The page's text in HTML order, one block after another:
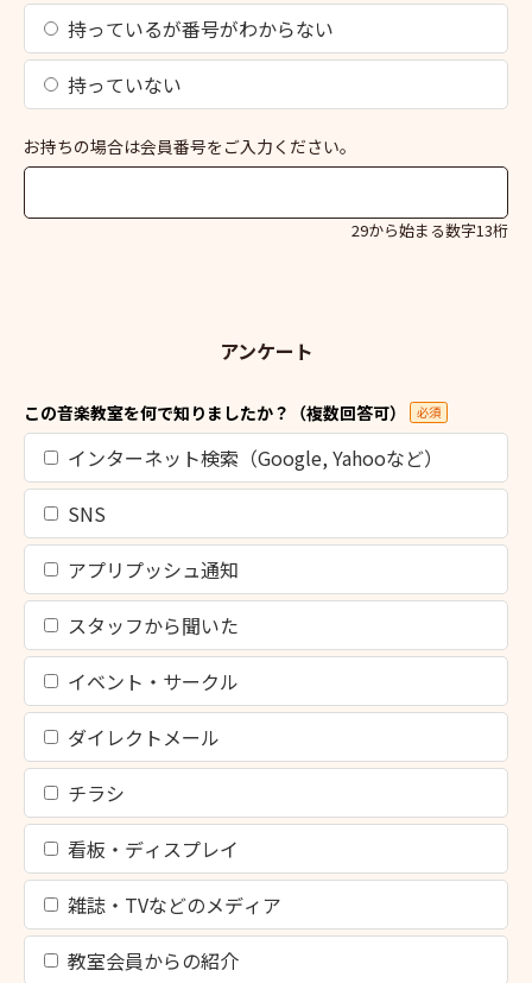
持っているが番号がわからない
持っていない
お持ちの場合は会員番号をご入力ください。
29から始まる数字13桁
アンケート
この音楽教室を何で知りましたか？（複数回答可） 必須
インターネット検索（Google, Yahooなど）
SNS
アプリプッシュ通知
スタッフから聞いた
イベント・サークル
ダイレクトメール
チラシ
看板・ディスプレイ
雑誌・TVなどのメディア
教室会員からの紹介